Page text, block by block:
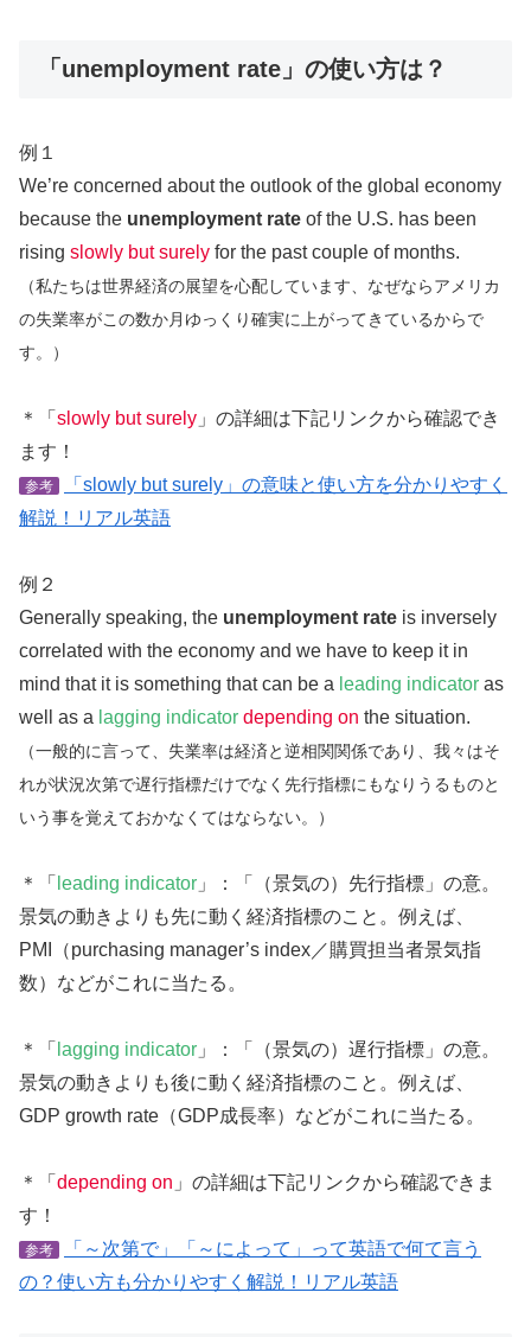
「unemployment rate」の使い方は？
例１
We’re concerned about the outlook of the global economy
because the unemployment rate of the U.S. has been
rising slowly but surely for the past couple of months.
（私たちは世界経済の展望を心配しています、なぜならアメリカ
の失業率がこの数か月ゆっくり確実に上がってきているからで
す。）
＊「 slowly but surely 」の詳細は下記リンクから確認でき
ます！
参考
「slowly but surely」の意味と使い方を分かりやすく
解説！リアル英語
例２
Generally speaking, the unemployment rate is inversely
correlated with the economy and we have to keep it in
mind that it is something that can be a leading indicator as
well as a lagging indicator depending on the situation.
（一般的に言って、失業率は経済と逆相関関係であり、我々はそ
れが状況次第で遅行指標だけでなく先行指標にもなりうるものと
いう事を覚えておかなくてはならない。）
＊「 leading indicator 」：「（景気の）先行指標」の意。
景気の動きよりも先に動く経済指標のこと。例えば、
PMI（purchasing manager’s index／購買担当者景気指
数）などがこれに当たる。
＊「 lagging indicator 」：「（景気の）遅行指標」の意。
景気の動きよりも後に動く経済指標のこと。例えば、
GDP growth rate（GDP成長率）などがこれに当たる。
＊「 depending on 」の詳細は下記リンクから確認できま
す！
参考
「～次第で」「～によって」って英語で何て言う
の？使い方も分かりやすく解説！リアル英語